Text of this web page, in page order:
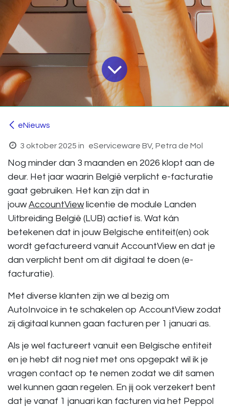
eNieuws
3 oktober 2025 in eServiceware BV, Petra de Mol
Nog minder dan 3 maanden en 2026 klopt aan de
deur. Het jaar waarin België verplicht e-facturatie
gaat gebruiken. Het kan zijn dat in
jouwAccountViewlicentie de module Landen
Uitbreiding België (LUB) actief is. Wat kán
betekenen dat in jouw Belgische entiteit(en) ook
wordt gefactureerd vanuit AccountView en dat je
dan verplicht bent om dit digitaal te doen (e-
facturatie).
Met diverse klanten zijn we al bezig om
AutoInvoice in te schakelen op AccountView zodat
zij digitaal kunnen gaan facturen per 1 januari as.
Als je wel factureert vanuit een Belgische entiteit
en je hebt dit nog niet met ons opgepakt wil ik je
vragen contact op te nemen zodat we dit samen
wel kunnen gaan regelen. En jij ook verzekert bent
dat je vanaf 1 januari kan facturen via het Peppol